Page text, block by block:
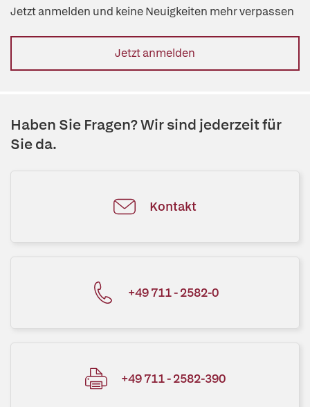
Jetzt anmelden und keine Neuigkeiten mehr verpassen
Jetzt anmelden
Haben Sie Fragen? Wir sind jederzeit für
Sie da.
Kontakt
+49 711 - 2582-0
+49 711 - 2582-390